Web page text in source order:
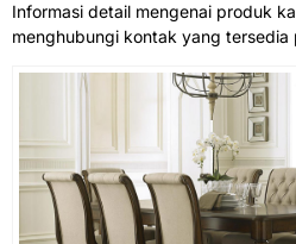
Informasi detail mengenai produk
menghubungi kontak yang tersedia